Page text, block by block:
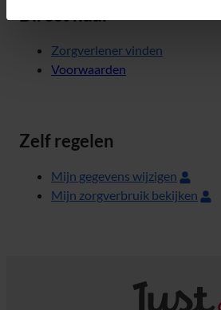
Direct naar
Zorgverlener vinden
Voorwaarden
Zelf regelen
Mijn gegevens wijzigen
Mijn zorgverbruik bekijken